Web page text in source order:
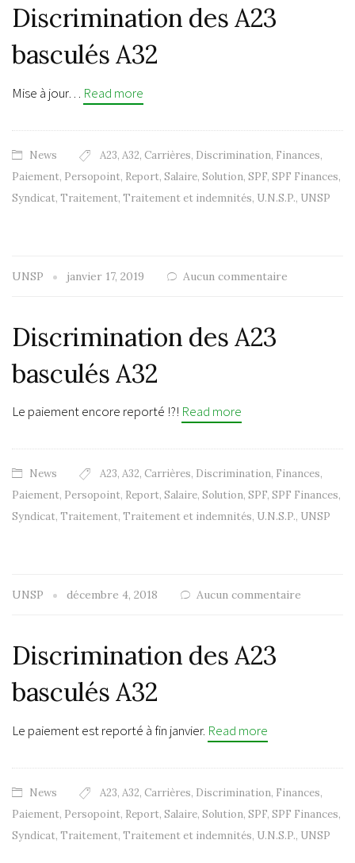
Discrimination des A23
basculés A32
Mise à jour… Read more
News A23, A32, Carrières, Discrimination, Finances,
Paiement, Persopoint, Report, Salaire, Solution, SPF, SPF Finances,
Syndicat, Traitement, Traitement et indemnités, U.N.S.P., UNSP
UNSP janvier 17, 2019 Aucun commentaire
Discrimination des A23
basculés A32
Le paiement encore reporté !?! Read more
News A23, A32, Carrières, Discrimination, Finances,
Paiement, Persopoint, Report, Salaire, Solution, SPF, SPF Finances,
Syndicat, Traitement, Traitement et indemnités, U.N.S.P., UNSP
UNSP décembre 4, 2018 Aucun commentaire
Discrimination des A23
basculés A32
Le paiement est reporté à fin janvier. Read more
News A23, A32, Carrières, Discrimination, Finances,
Paiement, Persopoint, Report, Salaire, Solution, SPF, SPF Finances,
Syndicat, Traitement, Traitement et indemnités, U.N.S.P., UNSP